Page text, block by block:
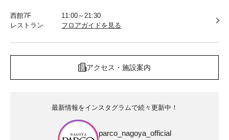
西館7F
レストラン
11:00～21:30
フロアガイドを見る
アクセス・施設案内
最新情報をインスタグラムで続々更新中！
parco_nagoya_official